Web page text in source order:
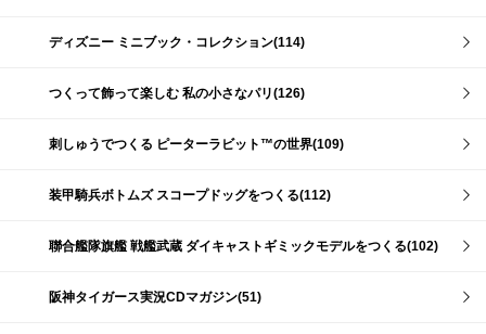
ディズニー ミニブック・コレクション(114)
つくって飾って楽しむ 私の小さなパリ(126)
刺しゅうでつくる ピーターラビット™の世界(109)
装甲騎兵ボトムズ スコープドッグをつくる(112)
聯合艦隊旗艦 戦艦武蔵 ダイキャストギミックモデルをつくる(102)
阪神タイガース実況CDマガジン(51)